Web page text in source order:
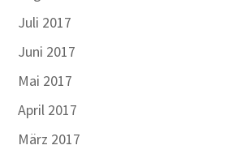
Juli 2017
Juni 2017
Mai 2017
April 2017
März 2017